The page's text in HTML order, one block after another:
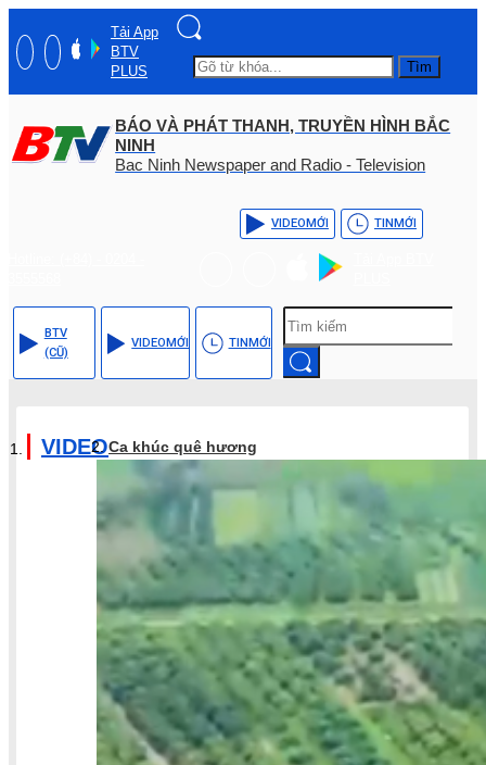
Tải App
BTV
PLUS
Tìm
BÁO VÀ PHÁT THANH, TRUYỀN HÌNH BẮC
NINH
Bac Ninh Newspaper and Radio - Television
VIDEOMỚI TINMỚI
BTV
(CŨ)
VIDEOMỚI TINMỚI
VIDEOCa khúc quê hương